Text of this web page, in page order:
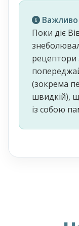
Поки діє
рецептори
(зокрема
швидкій),
із собою